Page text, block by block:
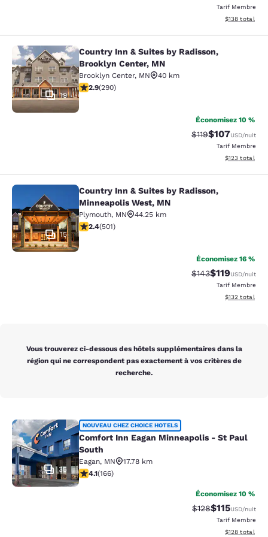
Tarif Membre
Afficher les
$138 total
Country Inn & Suites by Radisson,
19
Country Inn & Suites by Radisson,
Brooklyn Center, MN
Brooklyn Center, MN
40 km
2.86 étoiles. Moyen. 290 commentaires
2.9(290)
Économisez 10 %
Tarif barré :
$119Tarif réduit :
$107USD/nuit
Tarif Membre
Afficher les
$123 total
Country Inn & Suites by Radisson,
15
Country Inn & Suites by Radisson,
Minneapolis West, MN
Plymouth, MN
44.25 km
2.42 étoiles. Moyen. 501 commentaires
2.4(501)
Économisez 16 %
Tarif barré :
$143Tarif réduit :
$119USD/nuit
Tarif Membre
Afficher les
$132 total
Vous trouverez ci-dessous des hôtels supplémentaires dans la
région qui ne correspondent pas exactement à vos critères de
recherche.
Comfort Inn Eagan Minneapolis -
35
NOUVEAU CHEZ CHOICE HOTELS
Comfort Inn Eagan Minneapolis - St Paul
South
Eagan, MN
17.78 km
4.11 étoiles. Très Bien. 166 commentaires
4.1(166)
Économisez 10 %
Tarif barré :
$128Tarif réduit :
$115USD/nuit
Tarif Membre
Afficher les
$128 total